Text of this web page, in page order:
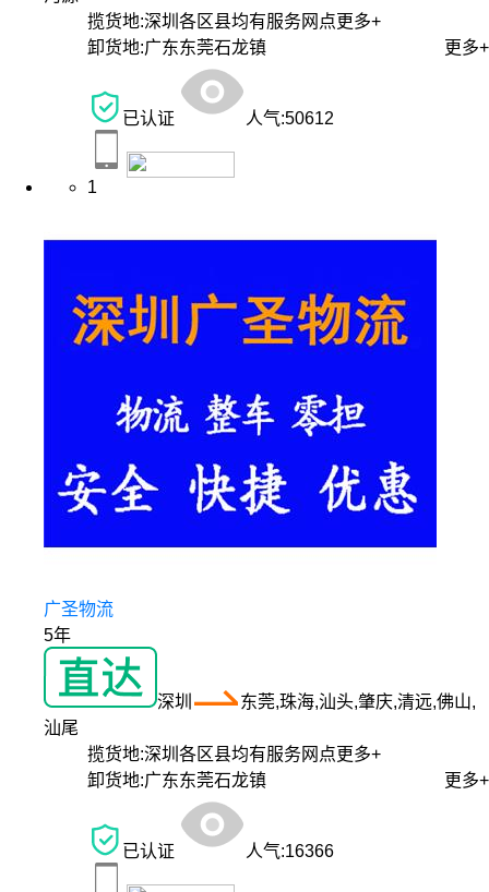
揽货地:深圳各区县均有服务网点更多+
卸货地:广东东莞石龙镇 更多+
已认证 人气:50612
1
广圣物流
5年
深圳
东莞,珠海,汕头,肇庆,清远,佛山,
汕尾
揽货地:深圳各区县均有服务网点更多+
卸货地:广东东莞石龙镇 更多+
已认证 人气:16366